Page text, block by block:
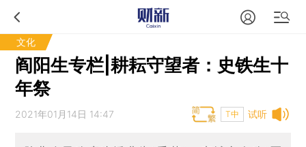
文化
阎阳生专栏|耕耘守望者：史铁生十
年祭
试听
2021年01月14日 14:47 T中